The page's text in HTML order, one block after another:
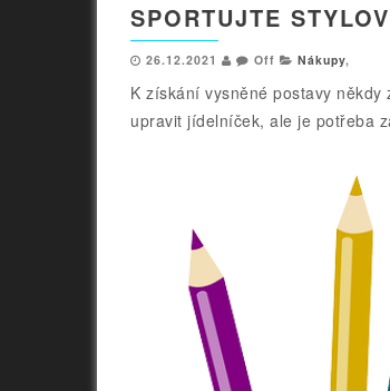
SPORTUJTE
26.12.2021 Off Nákupy,
K získání vysněné postavy někdy
upravit jídelníček, ale je potřeba